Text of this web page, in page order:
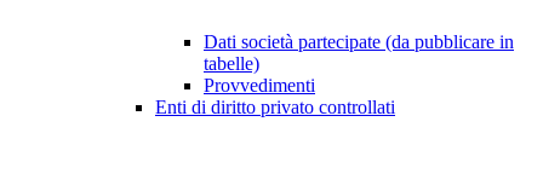
Dati società partecipate (da pubblicare in
tabelle)
Provvedimenti
Enti di diritto privato controllati